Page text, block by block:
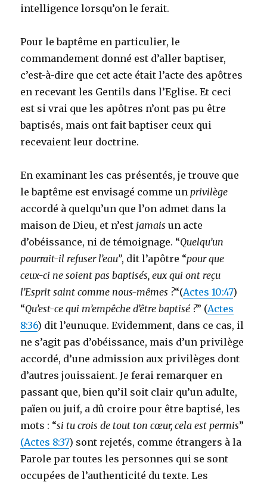
intelligence lorsqu’on le ferait.
Pour le baptême en particulier, le
commandement donné est d’aller baptiser,
c’est-à-dire que cet acte était l’acte des apôtres
en recevant les Gentils dans l’Eglise. Et ceci
est si vrai que les apôtres n’ont pas pu être
baptisés, mais ont fait baptiser ceux qui
recevaient leur doctrine.
En examinant les cas présentés, je trouve que
le baptême est envisagé comme un privilège
accordé à quelqu’un que l’on admet dans la
maison de Dieu, et n’est jamais un acte
d’obéissance, ni de témoignage. “Quelqu’un
pourrait-il refuser l’eau”, dit l’apôtre “pour que
ceux-ci ne soient pas baptisés, eux qui ont reçu
l’Esprit saint comme nous-mêmes ?“(Actes 10:47)
“Qu’est-ce qui m’empêche d’être baptisé ?” (Actes
8:36) dit l’eunuque. Evidemment, dans ce cas, il
ne s’agit pas d’obéissance, mais d’un privilège
accordé, d’une admission aux privilèges dont
d’autres jouissaient. Je ferai remarquer en
passant que, bien qu’il soit clair qu’un adulte,
païen ou juif, a dû croire pour être baptisé, les
mots : “si tu crois de tout ton cœur, cela est permis”
(Actes 8:37) sont rejetés, comme étrangers à la
Parole par toutes les personnes qui se sont
occupées de l’authenticité du texte. Les